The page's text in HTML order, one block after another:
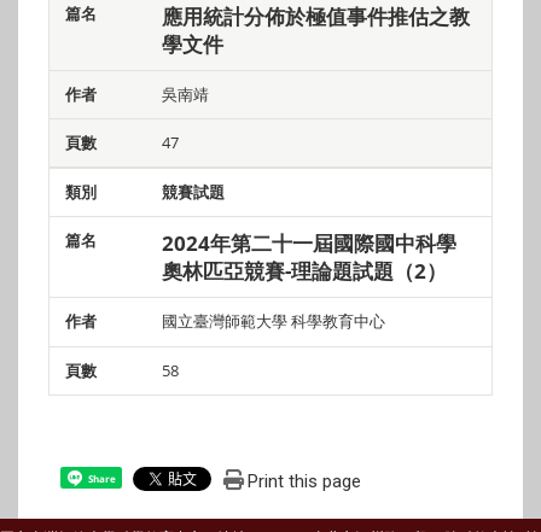
應用統計分佈於極值事件推估之教
學文件
吳南靖
47
競賽試題
2024年第二十一屆國際國中科學
奧林匹亞競賽-理論題試題（2）
國立臺灣師範大學 科學教育中心
58
Share Print this page